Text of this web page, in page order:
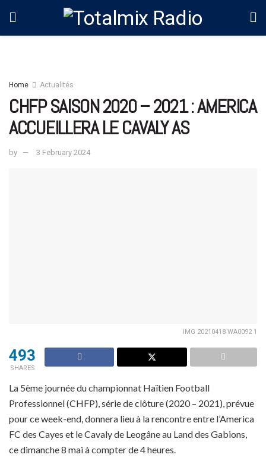
Home Actualités
CHFP SAISON 2020 – 2021 : AMERICA
ACCUEILLERA LE CAVALY AS
by 3 February 2024
IMG 20210418 WA0092 1
493
SHARES
La 5ème journée du championnat Haïtien Football
Professionnel (CHFP), série de clôture (2020 – 2021), prévue
pour ce week-end, donnera lieu à la rencontre entre l’America
FC des Cayes et le Cavaly de Leogâne au Land des Gabions,
ce dimanche 8 mai à compter de 4 heures.